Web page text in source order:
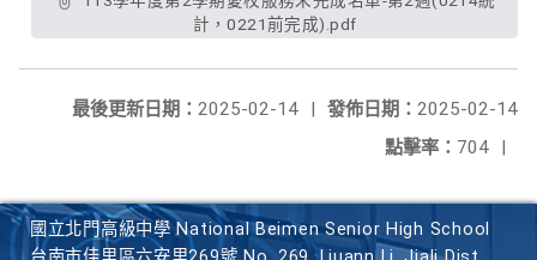
計，0221前完成).pdf
發佈日期： 2025-02-14
最後更新日期： 2025-02-14
|
點擊率： 704 |
國立北門高級中學 National Beimen Senior High School